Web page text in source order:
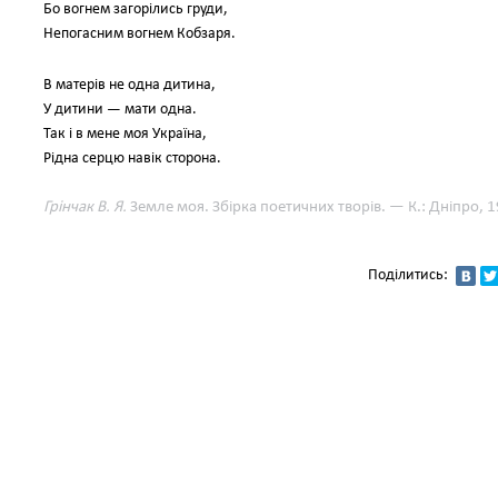
Бо вогнем загорілись груди,
Непогасним вогнем Кобзаря.
В матерів не одна дитина,
У дитини — мати одна.
Так і в мене моя Україна,
Рідна серцю навік сторона.
Грінчак В. Я. Земле моя. Збірка поетичних творів. — К.: Дніпро,
Поділитись: